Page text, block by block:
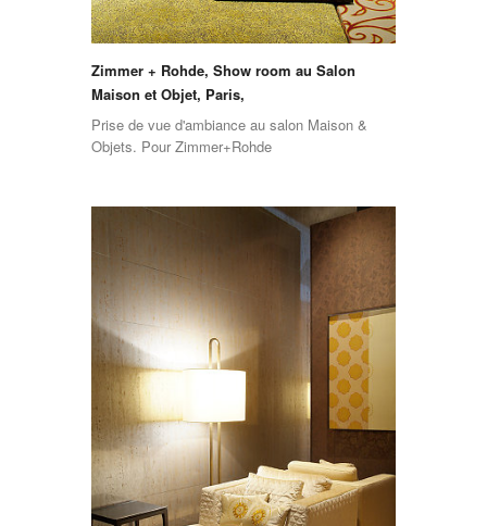
Zimmer + Rohde, Show room au Salon
Maison et Objet, Paris,
Prise de vue d'ambiance au salon Maison &
Objets. Pour Zimmer+Rohde